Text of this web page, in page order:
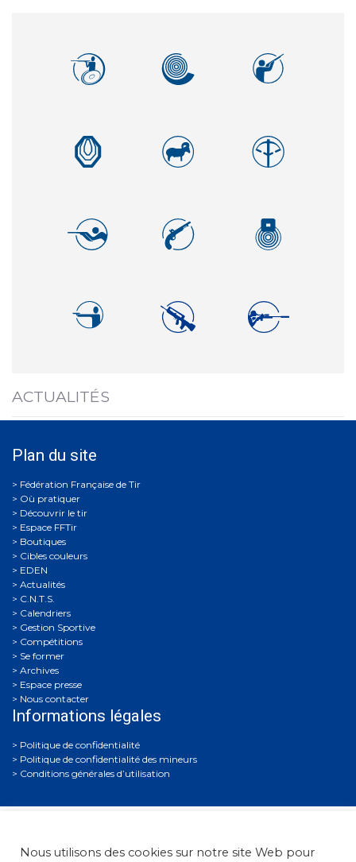
ACTUALITÉS
Plan du site
Où pratiquer
Découvrir le tir
Espace FFTir
Boutiques
Cibles couleurs
EDEN
Actualités
C.N.T.S.
Calendriers
Gestion Sportive
Compétitions
Se former
Archives
Espace presse
Nous contacter
Informations légales
Politique de confidentialité
Politique de confidentialité des mineurs
Conditions générales d’utilisation
Nous utilisons des cookies sur notre site Web pour